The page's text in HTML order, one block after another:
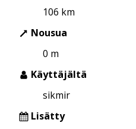
106 km
Nousua
0 m
Käyttäjältä
sikmir
Lisätty